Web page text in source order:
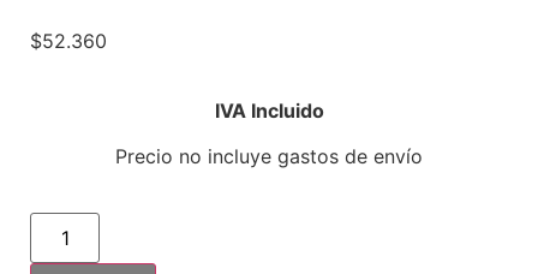
$52.360
IVA Incluido
Precio no incluye gastos de envío